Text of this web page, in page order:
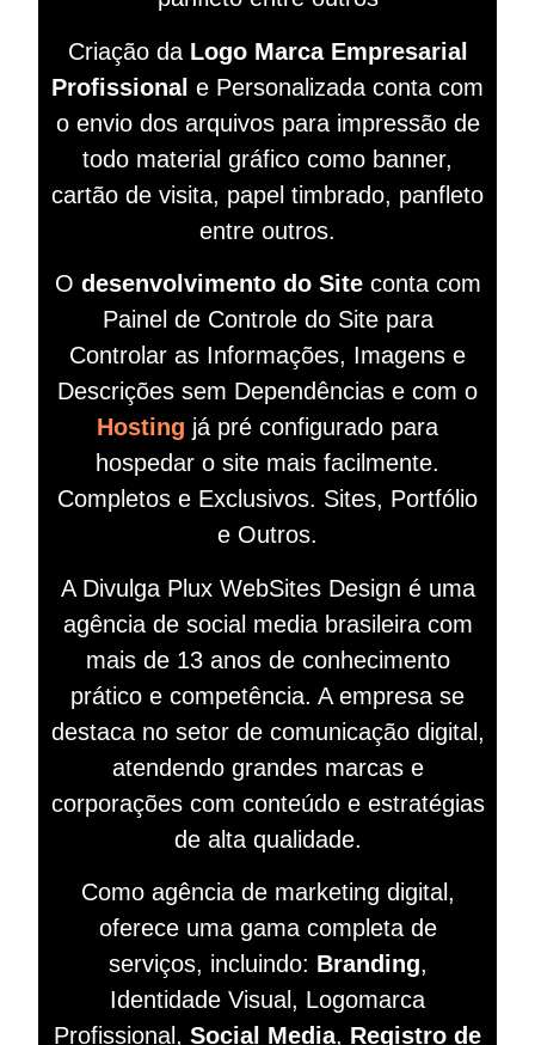
Criação da Logo Marca Empresarial
Profissional e Personalizada conta com
o envio dos arquivos para impressão de
todo material gráfico como banner,
cartão de visita, papel timbrado, panfleto
entre outros.
O desenvolvimento do Siteconta com
Painel de Controle do Site para
Controlar as Informações, Imagens e
Descrições sem Dependências e com o
Hosting já pré configurado para
hospedar o site mais facilmente.
Completos e Exclusivos. Sites, Portfólio
e Outros.
A Divulga Plux WebSites Design é uma
agência de social media brasileira com
mais de 13 anos de conhecimento
prático e competência. A empresa se
destaca no setor de comunicação digital,
atendendo grandes marcas e
corporações com conteúdo e estratégias
de alta qualidade.
Como agência de marketing digital,
oferece uma gama completa de
serviços, incluindo: Branding,
Identidade Visual, Logomarca
Profissional, Social Media, Registro de